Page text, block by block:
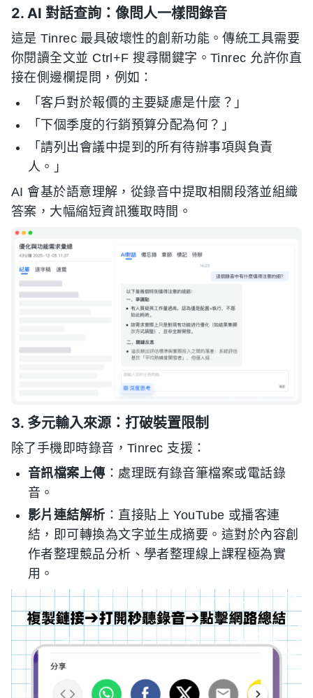
2. AI 對話查詢：像問人一樣問錄音
這是 Tinrec 最具破壞性的創新功能。傳統工具需要
你閱讀全文並 Ctrl+F 搜尋關鍵字。Tinrec 允許你直
接在側邊欄提問，例如：
「客戶對於報價的主要疑慮是什麼？」
「下個季度的行銷預算分配為何？」
「請列出會議中提到的所有待辦事項與負責
人。」
AI 會基於語意理解，從錄音中提取相關段落並組織
答案，大幅縮短資訊獲取時間。
3. 多元輸入來源：打破裝置限制
除了手機即時錄音，Tinrec 支援：
音訊檔案上傳 ：處理既有錄音筆檔案或電話錄
音。
影片連結解析 ：直接貼上 YouTube 或播客連
結，即可轉換為文字並生成摘要。這對於內容創
作者整理競品分析、學者整理線上課程極為實
用。